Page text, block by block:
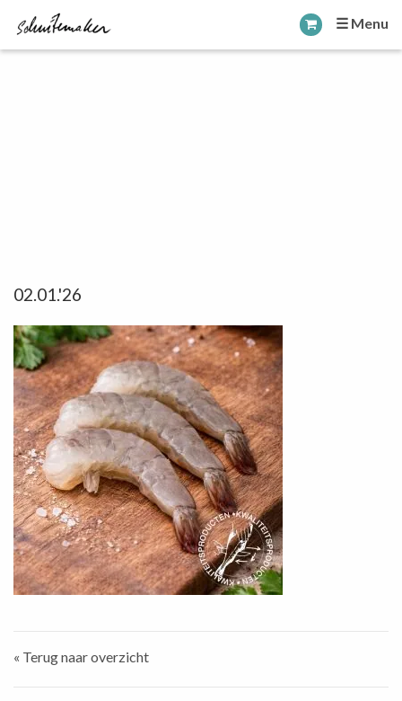
☰ Menu
02.01.'26
« Terug naar overzicht